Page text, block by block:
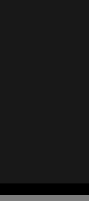
nueva ventana)
ventana)